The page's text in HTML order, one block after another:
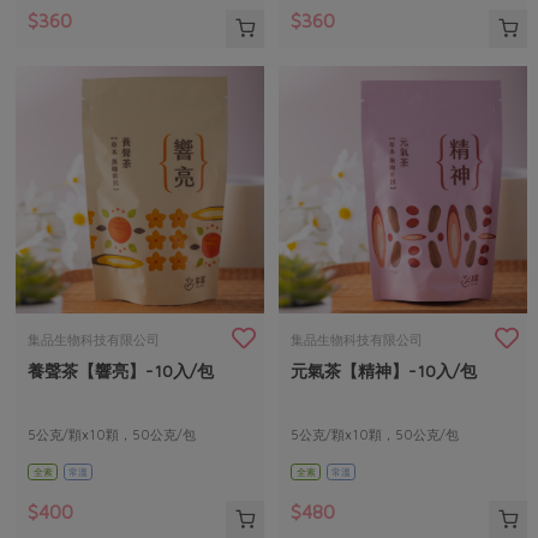
$360 $360
集品生物科技有限公司
養聲茶【響亮】-10入/包
5公克/顆x10顆，50公克/包
全素 常溫
$400
集品生物科技有限公司
元氣茶【精神】-10入/包
5公克/顆x10顆，50公克/包
全素 常溫
$480